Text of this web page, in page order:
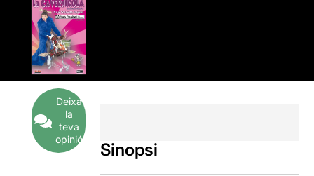
Deixa
la
teva
opinió
Sinopsi